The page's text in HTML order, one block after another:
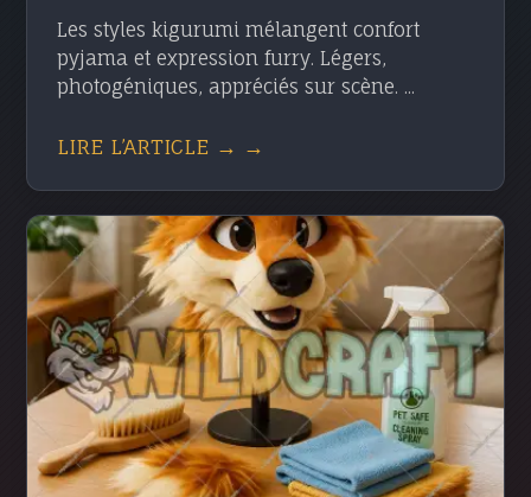
Les styles kigurumi mélangent confort
pyjama et expression furry. Légers,
photogéniques, appréciés sur scène. ...
LIRE L’ARTICLE → →